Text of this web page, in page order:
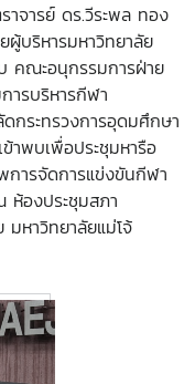
จารย์ ดร.วีระพล ทอง
บริหารมหาวิทยาลัย
คณะอนุกรรมการฝ่าย
ารบริหารกีฬา
กระทรวงการอุดมศึกษา
าพบเพื่อประชุมหารือ
การจัดการแข่งขันกีฬา
ห้องประชุมสภา
หาวิทยาลัยแม่โจ้